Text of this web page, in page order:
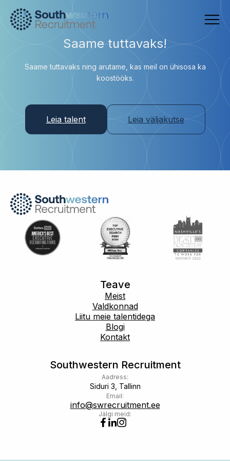
Saame tuttavaks!
Saame tuttavaks ning arutame, kas meil on ühisosa ka
koostööks.
Leia talent Leia väljakutse
Teave
Meist
Valdkonnad
Liitu meie talentidega
Blogi
Kontakt
Southwestern Recruitment
Aadress:
Siduri 3, Tallinn
Email:
info@swrecruitment.ee
Jälgi meid: